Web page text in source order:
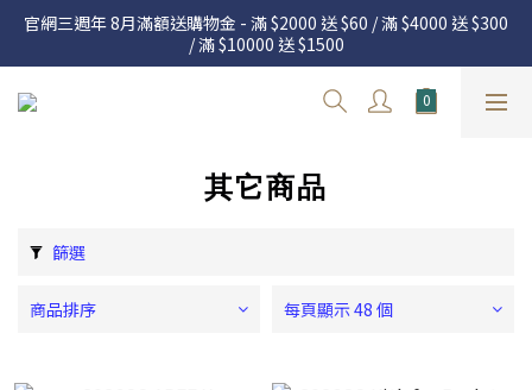
官網三週年 8月滿額送購物金 - 滿 $2000 送 $60 / 滿 $4000 送 $300
/ 滿 $10000 送 $1500
官網三週年 8月滿額送購物金 - 滿 $2000 送 $60 / 滿 $4000 送 $300
/ 滿 $10000 送 $1500
7.22 – 8.13 日本連線中，絕對讓你買到爆
度請詳閱公告
其它商品
篩選
商品排序 每頁顯示 48 個